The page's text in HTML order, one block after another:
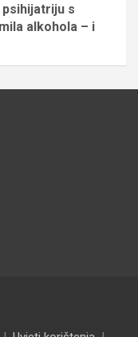
psihijatriju s
alkohola – i